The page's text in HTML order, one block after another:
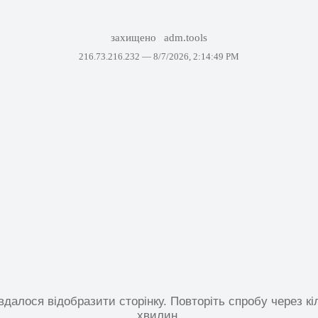
захищено adm.tools
216.73.216.232 — 8/7/2026, 2:14:49 PM
відобразити сторінку. Повторіть спробу через